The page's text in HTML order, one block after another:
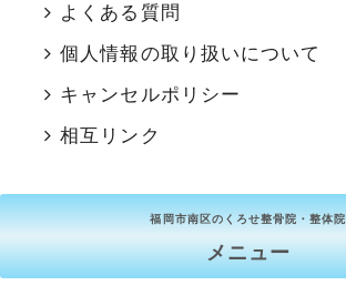
よくある質問
個人情報の取り扱いについて
キャンセルポリシー
相互リンク
福岡市南区のくろせ整骨院・整体院
メニュー